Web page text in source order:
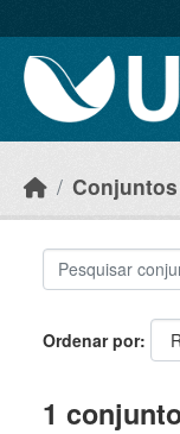
Ordenar por
1